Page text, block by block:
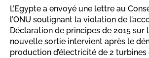
L’Egypte a envoyé une lettre au
l’ONU soulignant la violation de
Déclaration de principes de 2015 sur
nouvelle sortie intervient après le
production d’électricité de 2 turbines